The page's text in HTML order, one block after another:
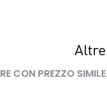
frazionabile
CON PREZZO